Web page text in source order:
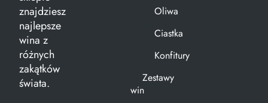
znajdziesz
najlepsze
wina z
różnych
zakątków
świata.
Oliwa
Ciastka
Konfitury
Zestawy
win